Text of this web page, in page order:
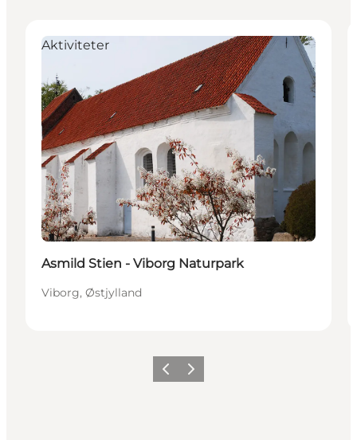
Aktiviteter
Asmild Stien - Viborg Naturpark
Viborg, Østjylland
ForrigeNæste